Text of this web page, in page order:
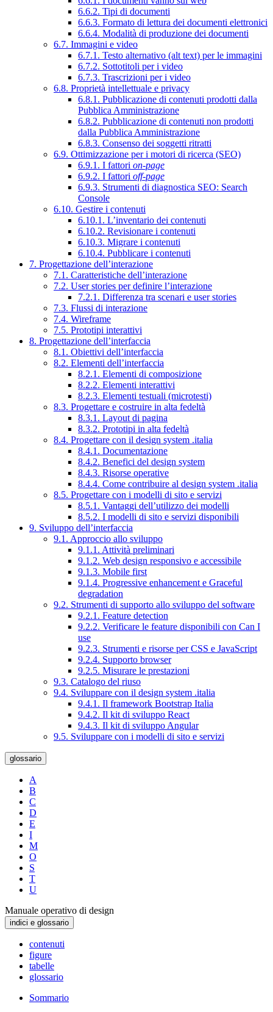
6.6.2. Tipi di documenti
6.6.3. Formato di lettura dei documenti elettronici
6.6.4. Modalità di produzione dei documenti
6.7. Immagini e video
6.7.1. Testo alternativo (alt text) per le immagini
6.7.2. Sottotitoli per i video
6.7.3. Trascrizioni per i video
6.8. Proprietà intellettuale e privacy
6.8.1. Pubblicazione di contenuti prodotti dalla
Pubblica Amministrazione
6.8.2. Pubblicazione di contenuti non prodotti
dalla Pubblica Amministrazione
6.8.3. Consenso dei soggetti ritratti
6.9. Ottimizzazione per i motori di ricerca (SEO)
6.9.1. I fattori on-page
6.9.2. I fattori off-page
6.9.3. Strumenti di diagnostica SEO: Search
Console
6.10. Gestire i contenuti
6.10.1. L’inventario dei contenuti
6.10.2. Revisionare i contenuti
6.10.3. Migrare i contenuti
6.10.4. Pubblicare i contenuti
7. Progettazione dell’interazione
7.1. Caratteristiche dell’interazione
7.2. User stories per definire l’interazione
7.2.1. Differenza tra scenari e user stories
7.3. Flussi di interazione
7.4. Wireframe
7.5. Prototipi interattivi
8. Progettazione dell’interfaccia
8.1. Obiettivi dell’interfaccia
8.2. Elementi dell’interfaccia
8.2.1. Elementi di composizione
8.2.2. Elementi interattivi
8.2.3. Elementi testuali (microtesti)
8.3. Progettare e costruire in alta fedeltà
8.3.1. Layout di pagina
8.3.2. Prototipi in alta fedeltà
8.4. Progettare con il design system .italia
8.4.1. Documentazione
8.4.2. Benefici del design system
8.4.3. Risorse operative
8.4.4. Come contribuire al design system .italia
8.5. Progettare con i modelli di sito e servizi
8.5.1. Vantaggi dell’utilizzo dei modelli
8.5.2. I modelli di sito e servizi disponibili
9. Sviluppo dell’interfaccia
9.1. Approccio allo sviluppo
9.1.1. Attività preliminari
9.1.2. Web design responsivo e accessibile
9.1.3. Mobile first
9.1.4. Progressive enhancement e Graceful
degradation
9.2. Strumenti di supporto allo sviluppo del software
9.2.1. Feature detection
9.2.2. Verificare le feature disponibili con Can I
use
9.2.3. Strumenti e risorse per CSS e JavaScript
9.2.4. Supporto browser
9.2.5. Misurare le prestazioni
9.3. Catalogo del riuso
9.4. Sviluppare con il design system .italia
9.4.1. Il framework Bootstrap Italia
9.4.2. Il kit di sviluppo React
9.4.3. Il kit di sviluppo Angular
9.5. Sviluppare con i modelli di sito e servizi
glossario
A
B
C
D
E
I
M
O
S
T
U
Manuale operativo di design
indici e glossario
contenuti
figure
tabelle
glossario
Sommario